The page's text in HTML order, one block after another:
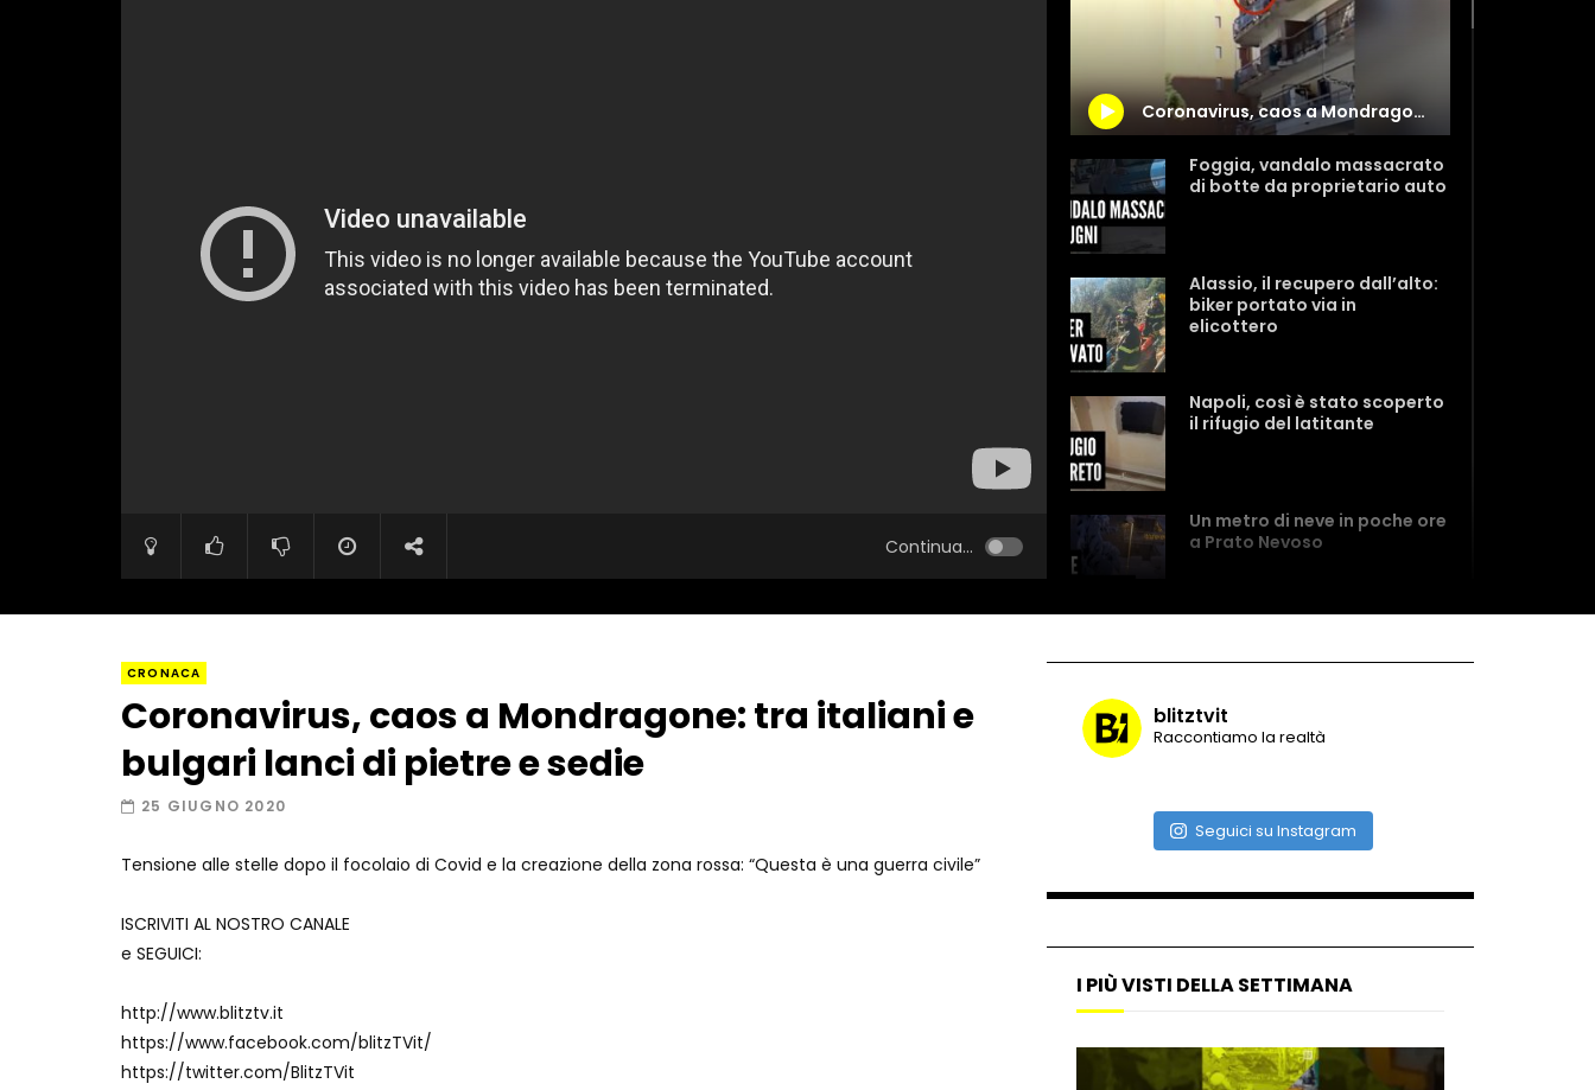
Continua...
Coronavirus, caos a Mondragone: tra italiani e bulgari lanci di pietre e sedie
Foggia, vandalo massacrato
di botte da proprietario auto
Alassio, il recupero dall’alto:
biker portato via in
elicottero
Napoli, così è stato scoperto
il rifugio del latitante
Un metro di neve in poche ore
a Prato Nevoso
museo: ecco cosa c’è nelle
nella villa-showroom
Gioia Tauro, carico esplosivo
CRONACA
Coronavirus, caos a Mondragone: tra italiani e
bulgari lanci di pietre e sedie
25 GIUGNO 2020
Tensione alle stelle dopo il focolaio di Covid e la creazione della zona rossa: “Questa è una guerra civile”
ISCRIVITI AL NOSTRO CANALE
e SEGUICI:
http://www.blitztv.it
https://www.facebook.com/blitzTVit/
https://twitter.com/BlitzTVit
blitztvit
Raccontiamo la realtà
Seguici su Instagram
I PIÙ VISTI DELLA SETTIMANA